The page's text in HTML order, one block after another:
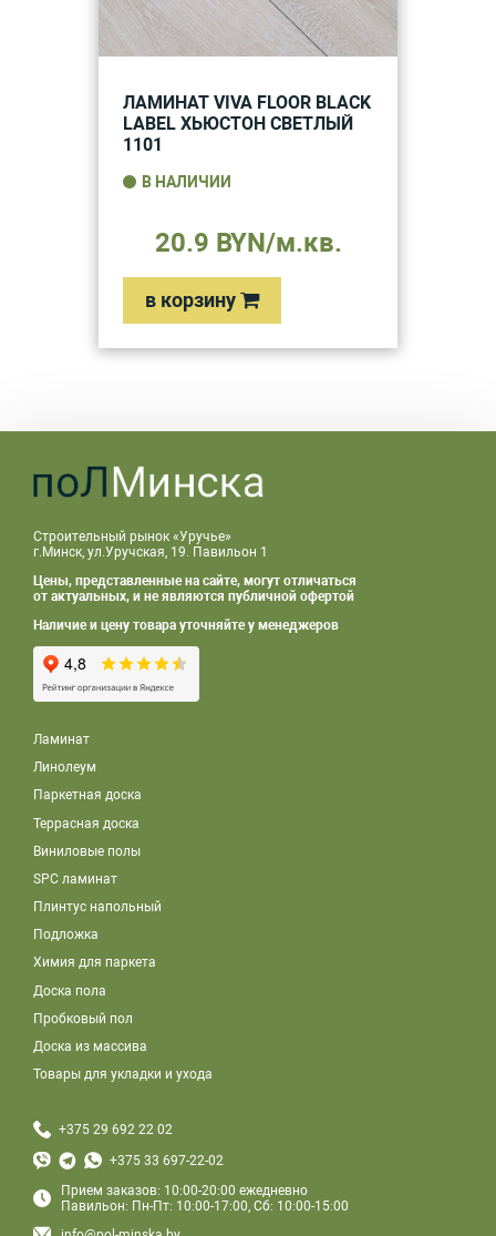
ЛАМИНАТ VIVA FLOOR BLACK
LABEL ХЬЮСТОН СВЕТЛЫЙ
1101
В НАЛИЧИИ
20.9 BYN/м.кв.
в корзину
Строительный рынок «Уручье»
г.Минск, ул.Уручская, 19. Павильон 1
Цены, представленные на сайте, могут отличаться
от актуальных, и не являются публичной офертой
Наличие и цену товара уточняйте у менеджеров
Ламинат
Линолеум
Паркетная доска
Террасная доска
Виниловые полы
SPC ламинат
Плинтус напольный
Подложка
Химия для паркета
Доска пола
Пробковый пол
Доска из массива
Товары для укладки и ухода
+375 29 692 22 02
+375 33 697-22-02
Прием заказов: 10:00-20:00 ежедневно
Павильон: Пн-Пт: 10:00-17:00, Сб: 10:00-15:00